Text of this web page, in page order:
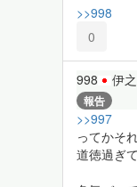
>>998
0
998 伊
報告
>>997
ってかそ
道徳過ぎ